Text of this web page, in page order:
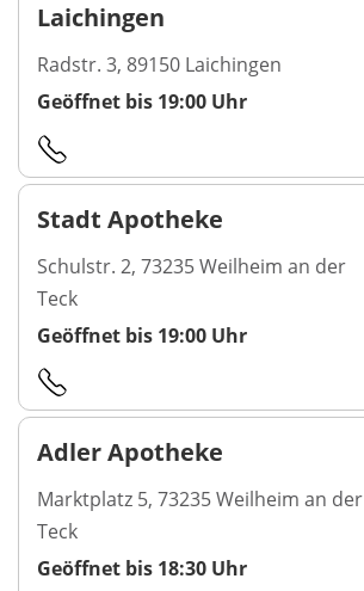
Laichingen
Radstr. 3, 89150 Laichingen
Geöffnet bis 19:00 Uhr
Stadt Apotheke
Schulstr. 2, 73235 Weilheim an der
Teck
Geöffnet bis 19:00 Uhr
Adler Apotheke
Marktplatz 5, 73235 Weilheim an der
Teck
Geöffnet bis 18:30 Uhr